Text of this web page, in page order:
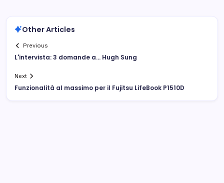
Other Articles
Previous
L'intervista: 3 domande a… Hugh Sung
Next
Funzionalità al massimo per il Fujitsu LifeBook P1510D